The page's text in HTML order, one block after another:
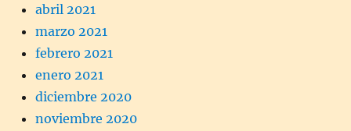
abril 2021
marzo 2021
febrero 2021
enero 2021
diciembre 2020
noviembre 2020